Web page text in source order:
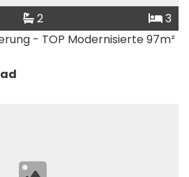
2
3
- TOP Modernisierte 97m²